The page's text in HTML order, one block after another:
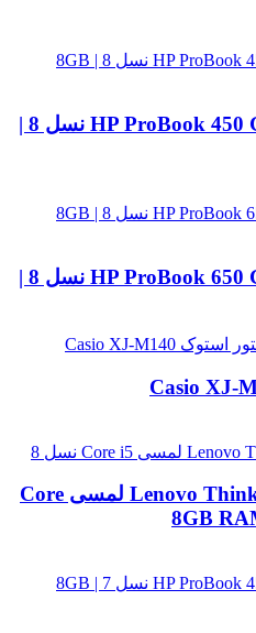
لپ تاپ استوک HP ProBook 450 G6 Core i5 نسل 8 |
لپ تاپ استوک HP ProBook 650 G5 Core i7 نسل 8 |
لپ تاپ استوک Lenovo ThinkPad T490 لمسی Core